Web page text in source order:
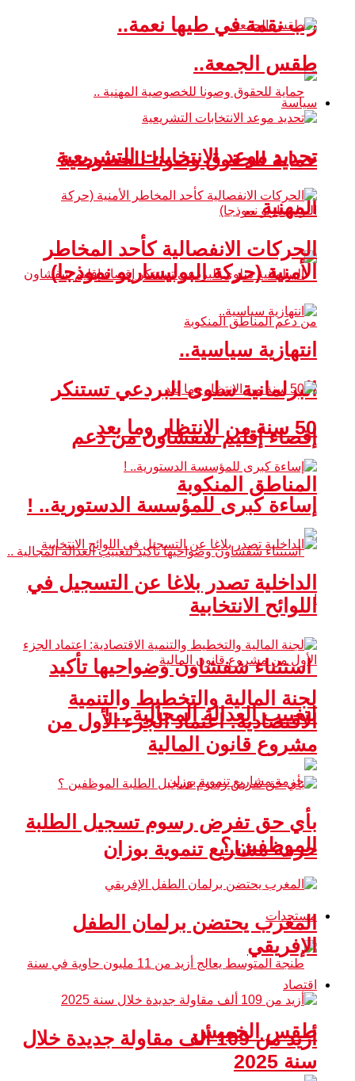
رب نقمة في طيها نعمة..
حماية للحقوق وصونا للخصوصية
المهنية ..
البرلمانية سلوى البردعي تستنكر
إقصاء إقليم شفشاون من دعم
المناطق المنكوبة
استثناء شفشاون وضواحيها تأكيد
لتغييب العدالة المجالية .. !
حزمة مشاريع تنموية بوزان
مستجدات
طقس الخميس
طقس الجمعة..
سياسة
تحديد موعد الانتخابات التشريعية
الحركات الانفصالية كأحد المخاطر
الأمنية (حركة البوليساريو نموذجا)
انتهازية سياسية..
50 سنة من الانتظار وما بعد
إساءة كبرى للمؤسسة الدستورية.. !
الداخلية تصدر بلاغا عن التسجيل في
اللوائح الانتخابية
لجنة المالية والتخطيط والتنمية
الاقتصادية: اعتماد الجزء الأول من
مشروع قانون المالية
بأي حق تفرض رسوم تسجيل الطلبة
الموظفين ؟
المغرب يحتضن برلمان الطفل
الإفريقي
اقتصاد
أزيد من 109 ألف مقاولة جديدة خلال
سنة 2025